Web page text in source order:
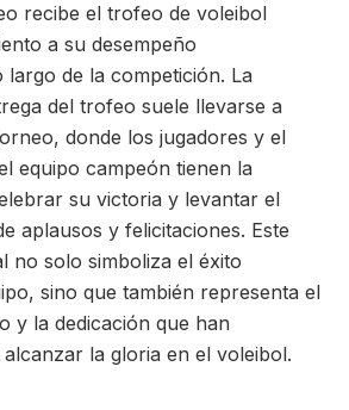
recibe el trofeo de voleibol
a su desempeño
largo de la competición. La
del trofeo suele llevarse a
donde los jugadores y el
equipo campeón tienen la
su victoria y levantar el
aplausos y felicitaciones. Este
no solo simboliza el éxito
sino que también representa el
y la dedicación que han
la gloria en el voleibol.